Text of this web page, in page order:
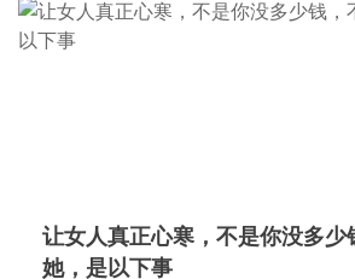
让女人真正心寒，不是你没多
她，是以下事